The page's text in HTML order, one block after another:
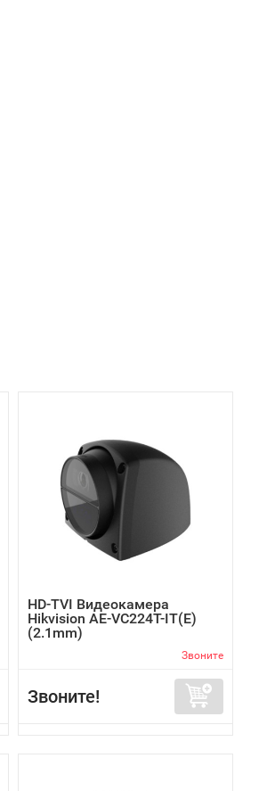
HD-TVI Видеокамера
Hikvision AE-VC224T-IT(E)
(2.1mm)
Звоните
Звоните!